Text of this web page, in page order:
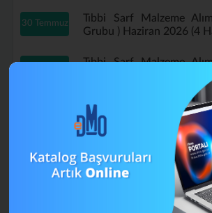
30 Temmuz
Tıbbi Sarf Malzeme
Grubu ) Haziran 2026 (4
Tıbbi Sarf Malzeme
Grubu ) Haziran 2026
B Grubu Tıbbi Sarf
Mayıs (4 Aylık) (Tekrar)
13 Temmuz
A Grubu Tıbbi Sarf
Aylık) Nisan 2026 (Tekrar)
Muayene Eldiveni Alımı